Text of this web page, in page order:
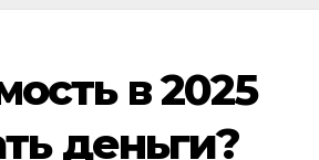
в 2025
деньги?